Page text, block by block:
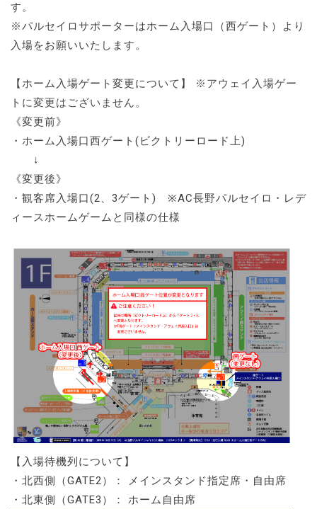
す。
※パルセイロサポーターはホーム入場口（西ゲート）より
入場をお願いいたします。
【ホーム入場ゲート変更について】
※アウェイ入場ゲー
トに変更はございません。
《変更前》
・ホーム入場口西ゲート(ビクトリーロード上)
↓
《変更後》
・観客席入場口(2、3ゲート) ※AC長野パルセイロ・レデ
ィースホームゲームと同様の仕様
【入場待機列について】
・北西側（GATE2）： メインスタンド指定席・自由席
・北東側（GATE3）： ホーム自由席